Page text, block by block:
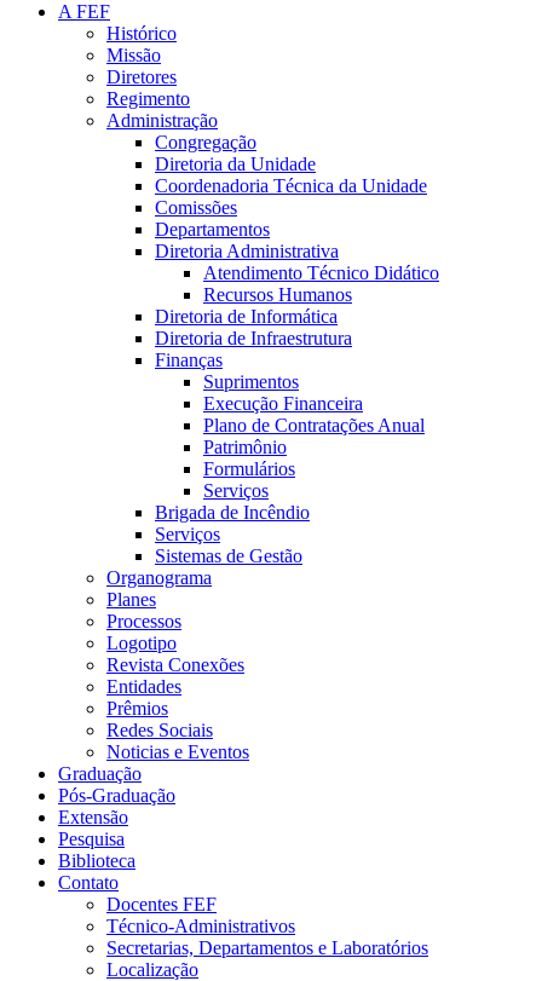
A FEF
Histórico
Missão
Diretores
Regimento
Administração
Congregação
Diretoria da Unidade
Coordenadoria Técnica da Unidade
Comissões
Departamentos
Diretoria Administrativa
Atendimento Técnico Didático
Recursos Humanos
Diretoria de Informática
Diretoria de Infraestrutura
Finanças
Suprimentos
Execução Financeira
Plano de Contratações Anual
Patrimônio
Formulários
Serviços
Brigada de Incêndio
Serviços
Sistemas de Gestão
Organograma
Planes
Processos
Logotipo
Revista Conexões
Entidades
Prêmios
Redes Sociais
Noticias e Eventos
Graduação
Pós-Graduação
Extensão
Pesquisa
Biblioteca
Contato
Docentes FEF
Técnico-Administrativos
Secretarias, Departamentos e Laboratórios
Localização